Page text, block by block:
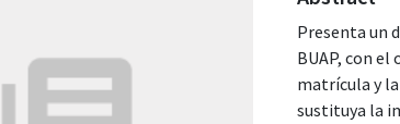
Presenta un
BUAP, con
matrícula y
sustituya la